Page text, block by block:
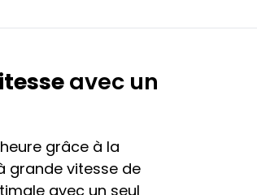
avec un
grâce à la
grande vitesse de
avec un seul